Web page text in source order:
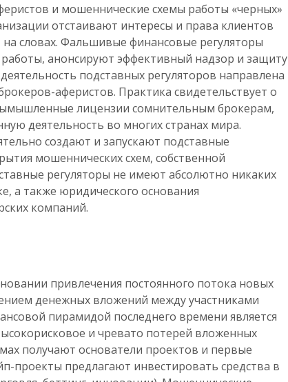
и мошеннические схемы работы «черных»
отстаивают интересы и права клиентов
словах. Фальшивые финансовые регуляторы
анонсируют эффективный надзор и защиту
подставных регуляторов направлена
аферистов. Практика свидетельствует о
лицензии сомнительным брокерам,
деятельность во многих странах мира.
создают и запускают подставные
мошеннических схем, собственной
регуляторы не имеют абсолютно никаких
а также юридического основания
компаний.
привлечения постоянного потока новых
денежных вложений между участниками
пирамидой последнего времени является
и чревато потерей вложенных
получают основатели проектов и первые
проекты предлагают инвестировать средства в